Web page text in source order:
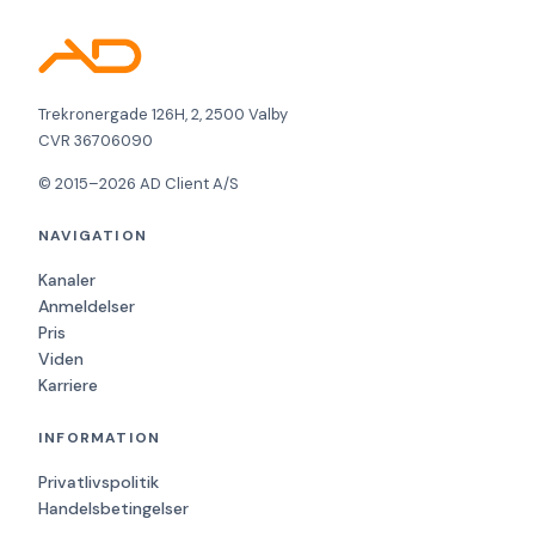
Trekronergade 126H, 2, 2500 Valby
CVR 36706090
© 2015–2026 AD Client A/S
NAVIGATION
Kanaler
Anmeldelser
Pris
Viden
Karriere
INFORMATION
Privatlivspolitik
Handelsbetingelser